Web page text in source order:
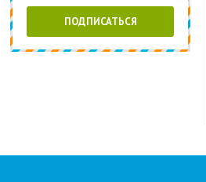
ПОДПИСАТЬСЯ